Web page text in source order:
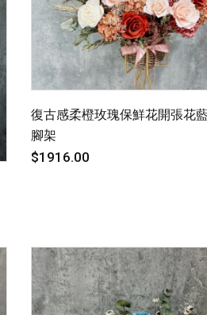
復古感柔橙玫瑰保鮮花開張花
腳架
$1916.00